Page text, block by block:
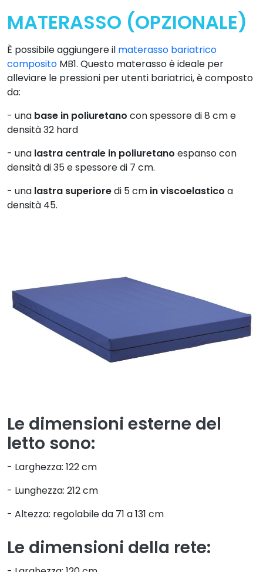
MATERASSO (OPZIONALE)
È possibile aggiungere il materasso bariatrico
composito MB1. Questo materasso è ideale per
alleviare le pressioni per utenti bariatrici, è composto
da:
- una base in poliuretano con spessore di 8 cm e
densità 32 hard
- una lastra centrale in poliuretano espanso con
densità di 35 e spessore di 7 cm.
- una lastra superioredi 5 cm in viscoelastico a
densità 45.
Le dimensioni esterne del
letto sono:
- Larghezza: 122 cm
- Lunghezza: 212 cm
- Altezza: regolabile da 71 a 131 cm
Le dimensioni della rete: